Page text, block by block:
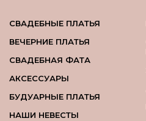
СВАДЕБНЫЕ ПЛАТЬЯ
ВЕЧЕРНИЕ ПЛАТЬЯ
СВАДЕБНАЯ ФАТА
АКСЕССУАРЫ
БУДУАРНЫЕ ПЛАТЬЯ
НАШИ НЕВЕСТЫ